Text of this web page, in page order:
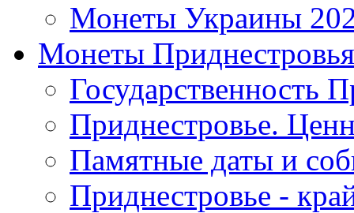
Монеты Украины
Монеты Приднестровья
Государственность
Приднестровье.
Памятные даты и
Приднестровье -